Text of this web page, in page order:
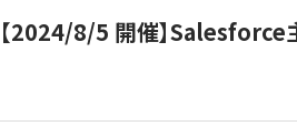
【2024/8/5 開催】